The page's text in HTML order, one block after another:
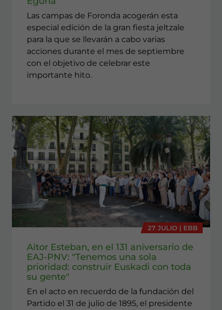
Las campas de Foronda acogerán esta
especial edición de la gran fiesta jeltzale
para la que se llevarán a cabo varias
acciones durante el mes de septiembre
con el objetivo de celebrar este
importante hito.
27 JULIO | EBB
Aitor Esteban, en el 131 aniversario de
EAJ-PNV: "Tenemos una sola
prioridad: construir Euskadi con toda
su gente"
En el acto en recuerdo de la fundación del
Partido el 31 de julio de 1895, el presidente